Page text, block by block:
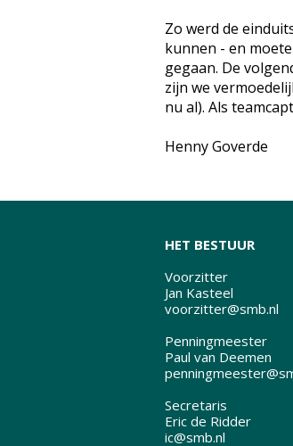
Zo werd de
kunnen - en
gegaan. De
zijn we
nu al). Als
Henny Goverde
HET BESTUUR
Voorzitter
Jan Kasteel
voorzitter@smb.nl
Penningmeester
Paul van Deemen
Secretaris
Eric de Ridder
ic@smb.nl